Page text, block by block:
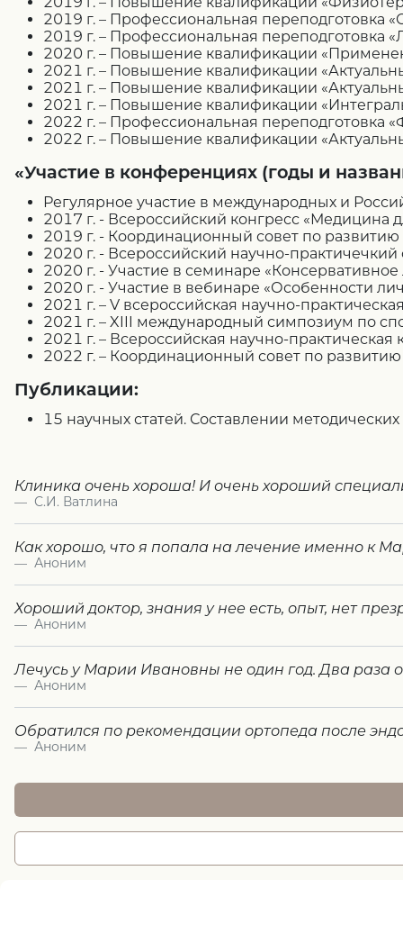
2019 г. – Профессиональная
2019 г. – Профессиональная переподготовка
2020 г. – Повышение квалификации
2021 г. – Повышение квалификации
2021 г. – Повышение квалификации
2021 г. – Повышение квалификации
2022 г. – Профессиональная
2022 г. – Повышение квалификации
«Участие в конференциях (годы и
Регулярное участие в международных и
2017 г. - Всероссийский конгресс «Медицина
2019 г. - Координационный совет по
2020 г. - Всероссийский научно-
2020 г. - Участие в семинаре
2020 г. - Участие в вебинаре «Особенности
2021 г. – V всероссийская научно-
2021 г. – XIII международный симпозиум по
2021 г. – Всероссийская научно-
2022 г. – Координационный совет по
Публикации:
15 научных статей. Составлении
Клиника очень хороша! И очень хороший
С.И. Ватлина
Как хорошо, что я попала на лечение именно к
Аноним
Хороший доктор, знания у нее есть, опыт, нет
Аноним
Лечусь у Марии Ивановны не один год. Два раза
Аноним
Обратился по рекомендации ортопеда после
Аноним